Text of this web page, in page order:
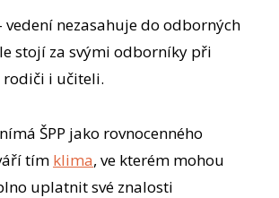
vedení nezasahuje do odborných
stojí za svými odborníky při
rodiči i učiteli.
ŠPP jako rovnocenného
tím klima, ve kterém mohou
uplatnit své znalosti